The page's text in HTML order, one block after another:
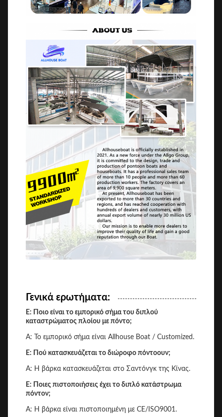
Γενικά ερωτήματα:
Ε: Ποιο είναι το εμπορικό σήμα του διπλού
καταστρώματος πλοίου με πόντο;
Α: Το εμπορικό σήμα είναι Allhouse Boat / Customized.
Ε: Πού κατασκευάζεται το διώροφο πόντοουν;
Α: Η βάρκα κατασκευάζεται στο Σαντόνγκ της Κίνας.
Ε: Ποιες πιστοποιήσεις έχει το διπλό κατάστρωμα
πόντον;
Α: Η βάρκα είναι πιστοποιημένη με CE/ISO9001.